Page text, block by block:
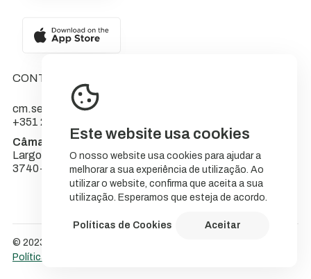
Este website usa cookies
O nosso website usa cookies para ajudar a
melhorar a sua experiência de utilização. Ao
utilizar o website, confirma que aceita a sua
utilização. Esperamos que esteja de acordo.
Políticas de Cookies Aceitar
CONTACTOS
cm.sever@cm-sever.pt
+351 234 555 566
Câmara Municipal de Sever do Vouga
Largo do Município
3740-262 Sever do Vouga
© 2023 NatureStorytelling.
Política de Cookies